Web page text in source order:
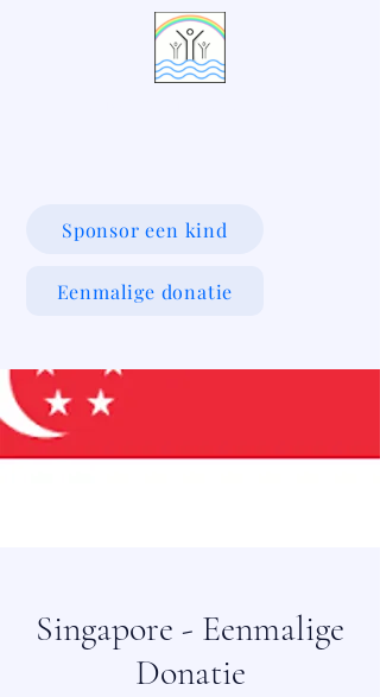
Sponsor een kind
Eenmalige donatie
Singapore - Eenmalige
Donatie